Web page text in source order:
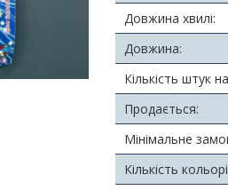
Довжина хвилі:
Довжина:
Кількість штук
Продається:
Мінімальне
Кількість